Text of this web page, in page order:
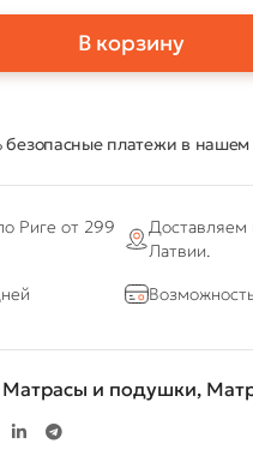
В корзину
безопасные платежи в нашем
Риге от 299
Доставляем
Латвии.
Матрасы и подушки,